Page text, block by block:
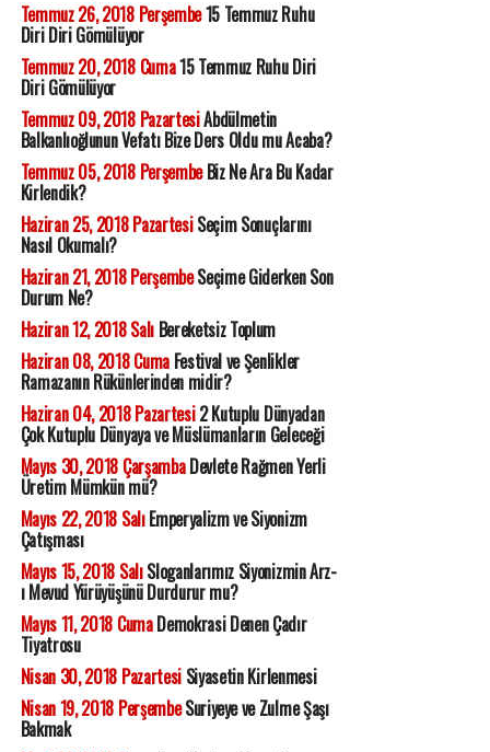
Temmuz 26, 2018 Perşembe15 Temmuz Ruhu
Diri Diri Gömülüyor
Temmuz 20, 2018 Cuma15 Temmuz Ruhu Diri
Diri Gömülüyor
Temmuz 09, 2018 PazartesiAbdülmetin
Balkanlıoğlunun Vefatı Bize Ders Oldu mu Acaba?
Temmuz 05, 2018 PerşembeBiz Ne Ara Bu Kadar
Kirlendik?
Haziran 25, 2018 PazartesiSeçim Sonuçlarını
Nasıl Okumalı?
Haziran 21, 2018 PerşembeSeçime Giderken Son
Durum Ne?
Haziran 12, 2018 SalıBereketsiz Toplum
Haziran 08, 2018 CumaFestival ve Şenlikler
Ramazanın Rükünlerinden midir?
Haziran 04, 2018 Pazartesi2 Kutuplu Dünyadan
Çok Kutuplu Dünyaya ve Müslümanların Geleceği
Mayıs 30, 2018 ÇarşambaDevlete Rağmen Yerli
Üretim Mümkün mü?
Mayıs 22, 2018 SalıEmperyalizm ve Siyonizm
Çatışması
Mayıs 15, 2018 SalıSloganlarımız Siyonizmin Arz-
ı Mevud Yürüyüşünü Durdurur mu?
Mayıs 11, 2018 CumaDemokrasi Denen Çadır
Tiyatrosu
Nisan 30, 2018 PazartesiSiyasetin Kirlenmesi
Nisan 19, 2018 PerşembeSuriyeye ve Zulme Şaşı
Bakmak